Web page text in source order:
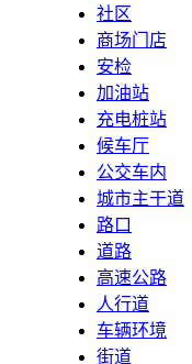
社区
商场门店
安检
加油站
充电桩站
候车厅
公交车内
城市主干道
路口
道路
高速公路
人行道
车辆环境
街道